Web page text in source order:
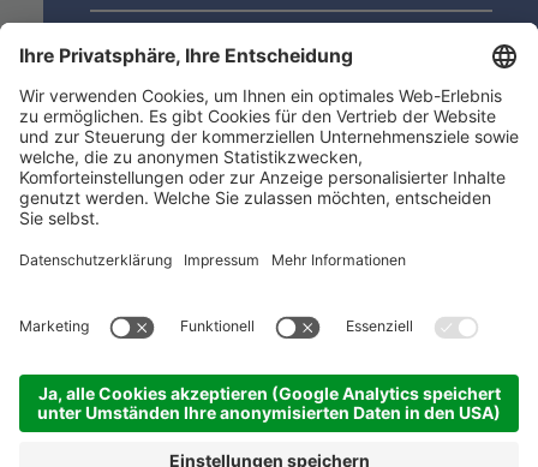
Datenschutz (Info)
Niederstätter AG
Standorte
Nützliche Links
Produktsortiment
ACADEMY